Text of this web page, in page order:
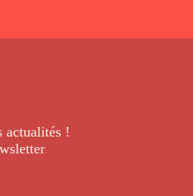
actualités !
.